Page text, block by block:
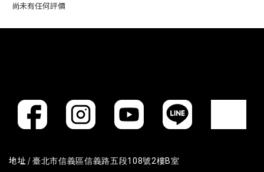
尚未有任何評價
地址 / 臺北市信義區信義路五段108號2樓B室